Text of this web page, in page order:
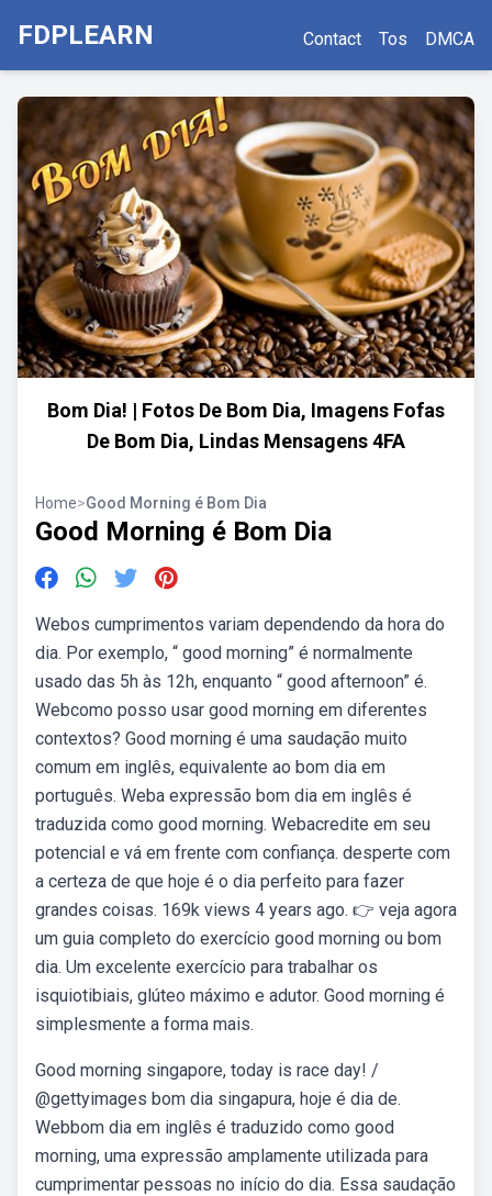
FDPLEARN Contact Tos DMCA
Bom Dia! | Fotos De Bom Dia, Imagens Fofas
De Bom Dia, Lindas Mensagens 4FA
Home>Good Morning é Bom Dia
Good Morning é Bom Dia
Webos cumprimentos variam dependendo da hora do
dia. Por exemplo, “ good morning” é normalmente
usado das 5h às 12h, enquanto “ good afternoon” é.
Webcomo posso usar good morning em diferentes
contextos? Good morning é uma saudação muito
comum em inglês, equivalente ao bom dia em
português. Weba expressão bom dia em inglês é
traduzida como good morning. Webacredite em seu
potencial e vá em frente com confiança. desperte com
a certeza de que hoje é o dia perfeito para fazer
grandes coisas. 169k views 4 years ago. 👉 veja agora
um guia completo do exercício good morning ou bom
dia. Um excelente exercício para trabalhar os
isquiotibiais, glúteo máximo e adutor. Good morning é
simplesmente a forma mais.
Good morning singapore, today is race day! /
@gettyimages bom dia singapura, hoje é dia de.
Webbom dia em inglês é traduzido como good
morning, uma expressão amplamente utilizada para
cumprimentar pessoas no início do dia. Essa saudação